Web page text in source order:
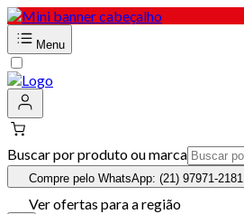
Menu
Buscar por produto ou marca
Compre pelo WhatsApp: (21) 97971-2181
Ver ofertas para a região